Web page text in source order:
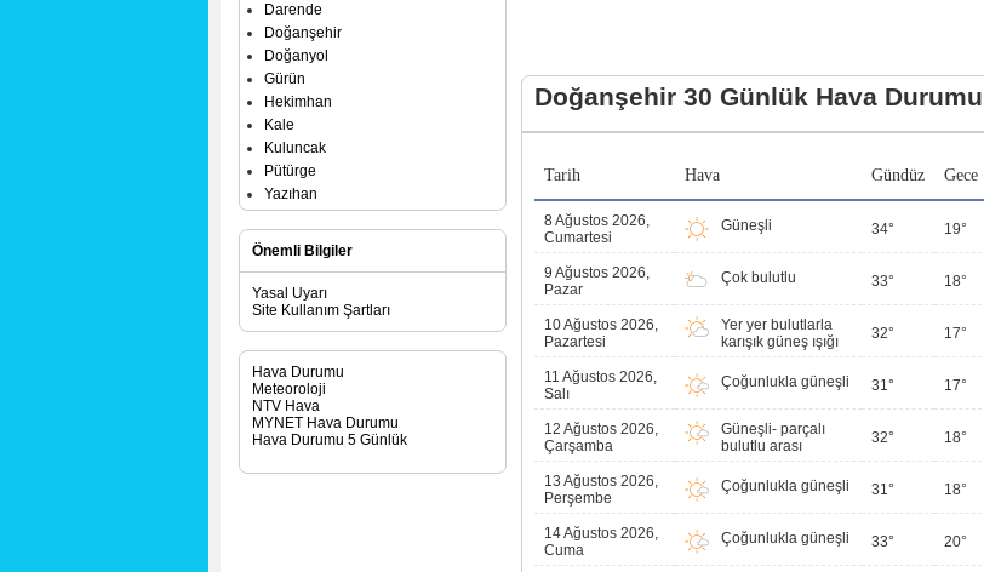
Doğanşehir 30 Günlük Hava Durumu
Tarih Hava Gündüz Gece
8 Ağustos 2026,
Cumartesi
Güneşli 34° 19°
9 Ağustos 2026,
Pazar
Çok bulutlu 33° 18°
10 Ağustos 2026,
Pazartesi
Yer yer bulutlarla
karışık güneş ışığı
32° 17°
11 Ağustos 2026,
Salı
Çoğunlukla güneşli 31° 17°
12 Ağustos 2026,
Çarşamba
Güneşli- parçalı
bulutlu arası
32° 18°
13 Ağustos 2026,
Perşembe
Çoğunlukla güneşli 31° 18°
14 Ağustos 2026,
Cuma
Çoğunlukla güneşli 33° 20°
Darende
Doğanşehir
Doğanyol
Gürün
Hekimhan
Kale
Kuluncak
Pütürge
Yazıhan
Önemli Bilgiler
Yasal Uyarı
Site Kullanım Şartları
Hava Durumu
Meteoroloji
NTV Hava
MYNET Hava Durumu
Hava Durumu 5 Günlük